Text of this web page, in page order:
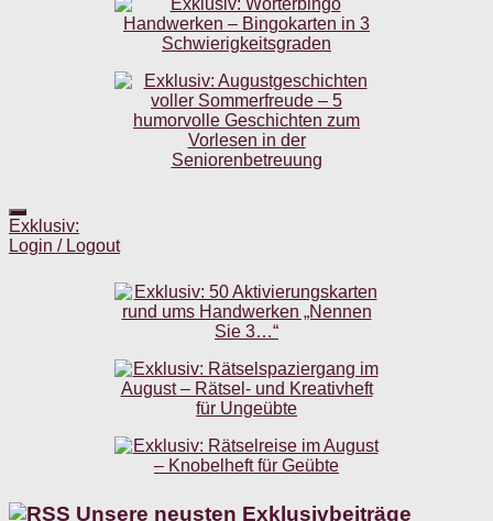
Exklusiv:
Login / Logout
Unsere neusten Exklusivbeiträge